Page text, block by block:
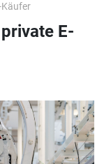
Käufer
E-